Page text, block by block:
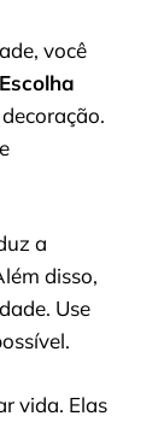
você
Escolha
a
disso,
Use
vida. Elas